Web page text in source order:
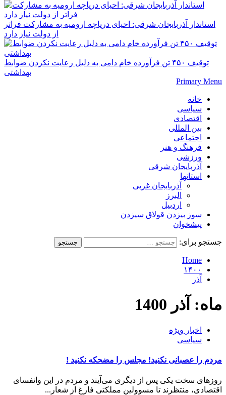
استاندار آذربایجان شرقی: احیای دریاچه ارومیه به مشارکت فراتر
از دولت نیاز دارد
توقیف ۴۵۰ تن فرآورده خام دامی به دلیل رعایت نکردن ضوابط
بهداشتی
Primary Menu
خانه
سیاسی
اقتصادی
بین المللی
اجتماعی
فرهنگ و هنر
ورزشی
آذربایجان شرقی
استانها
آذربایجان غربی
البرز
اردبیل
سوز بیزدن قولاق سیزدن
پیشخوان
جستجو برای:
Home
۱۴۰۰
آذر
ماه: آذر 1400
اخبار ویژه
سیاسی
مردم را عصبانی نکنید! مجلس را مضحکه نکنید !
روزهای سخت یکی پس از دیگری می‌آیند و مردم در این وانفسای
اقتصادی، منتظرند تا مسوولین مملکتی فارغ از شعار...